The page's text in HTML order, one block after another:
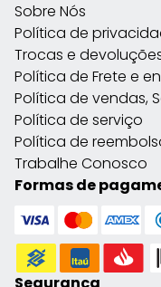
Sobre Nós
Política de
Trocas e
Política de Frete e
Política de vendas,
Política de serviço
Política de
Trabalhe Conosco
Formas de